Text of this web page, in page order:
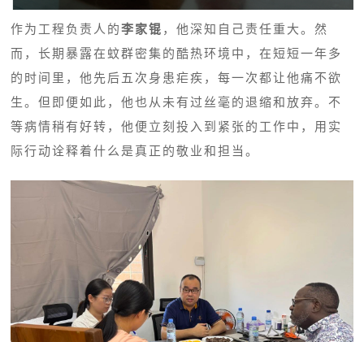
作为工程负责人的李家锟 ，他深知自己责任重大。然
而，长期暴露在蚊群密集的酷热环境中，在短短一年多
的时间里，他先后五次身患疟疾，每一次都让他痛不欲
生。但即便如此，他也从未有过丝毫的退缩和放弃。不
等病情稍有好转，他便立刻投入到紧张的工作中，用实
际行动诠释着什么是真正的敬业和担当。